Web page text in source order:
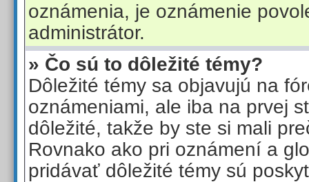
oznámenia, je oznámenie
administrátor.
» Čo sú to dôležité témy?
Dôležité témy sa objavujú na
oznámeniami, ale iba na prvej
dôležité, takže by ste si mali
Rovnako ako pri oznámení a
pridávať dôležité témy sú